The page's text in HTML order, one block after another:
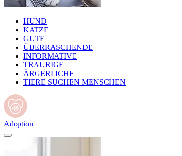
HUND
KATZE
GUTE
ÜBERRASCHENDE
INFORMATIVE
TRAURIGE
ÄRGERLICHE
TIERE SUCHEN MENSCHEN
Adoption